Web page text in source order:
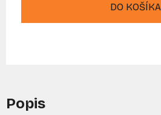
DO KOŠÍKA
Popis